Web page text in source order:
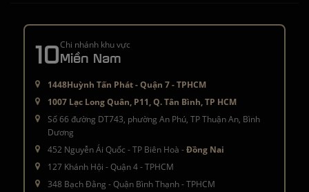
10Chi nhánh khu vực
Miền Nam
1448Huỳnh Tấn Phát - Quận 7 - TPHCM
1007 Lạc Long Quân, P11, Q. Tân Bình, TP HCM
Số 66 đường DT743, phường An Phú, TP Thuận An, Bình
Dương
452 Nguyễn Ái Quốc - TP Biên Hoà -Đồng Nai
127 Khánh Hội - Quận 4 - TPHCM
348 Bạch Đằng - Quận Bình Thạnh - TPHCM